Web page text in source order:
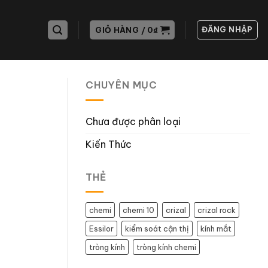
GIỎ HÀNG / 0₫ ĐĂNG NHẬP
CHUYÊN MỤC
Chưa được phân loại
Kiến Thức
THẺ
chemi chemi 10 crizal
crizal rock
Essilor
kiểm soát cận thị
kính mắt
tròng kính
tròng kính chemi